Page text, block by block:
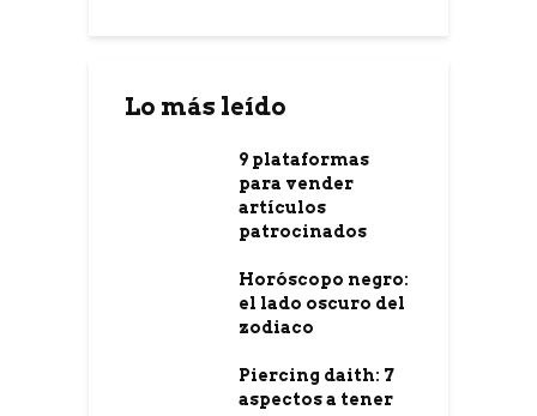
Lo más leído
9 plataformas
para vender
artículos
patrocinados
Horóscopo negro:
el lado oscuro del
zodiaco
Piercing daith: 7
aspectos a tener